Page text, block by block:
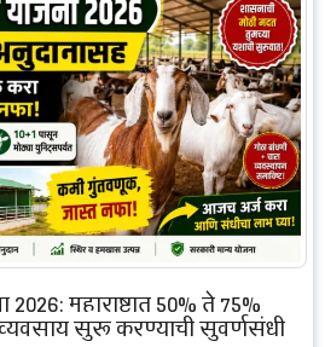
महाराष्ट्रात 50% ते 75%
सुरू करण्याची सुवर्णसंधी